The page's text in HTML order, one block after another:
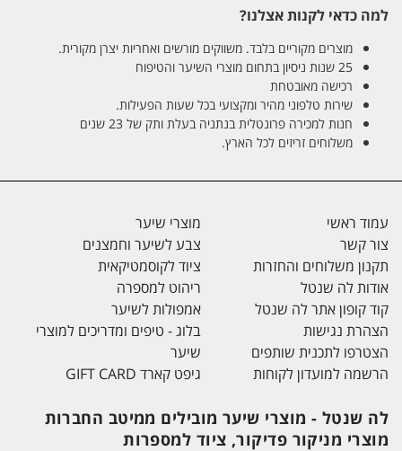
למה כדאי לקנות אצלנו?
מוצרים מקוריים בלבד. משווקים מורשים ואחריות יצרן מקורית.
25 שנות ניסיון בתחום מוצרי השיער והטיפוח
רכישה מאובטחת
שירות טלפוני מהיר ומקצועי בכל שעות הפעילות.
חנות למכירה פרונטלית בנתניה בעלת ותק של 23 שנים
משלוחים זריזים לכל הארץ.
עמוד ראשי
צור קשר
תקנון משלוחים והחזרות
אודות לה שנטל
קוד קופון אתר לה שנטל
הצהרת נגישות
הצטרפו לתכנית שותפים
הרשמה למועדון לקוחות
מוצרי שיער
צבע לשיער וחמצנים
ציוד לקוסמטיקאית
ריהוט למספרה
אמפולות לשיער
בלוג - טיפים ומדריכים למוצרי
שיער
גיפט קארד GIFT CARD
לה שנטל - מוצרי שיער מובילים ממיטב החברות
מוצרי מניקור פדיקור, ציוד למספרות